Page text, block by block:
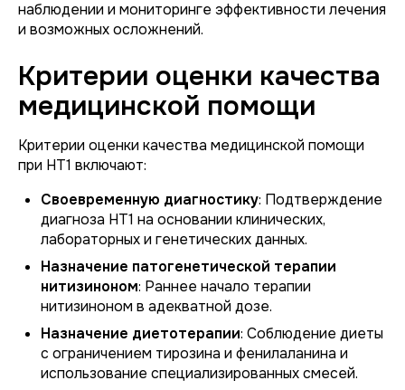
наблюдении и мониторинге эффективности лечения
и возможных осложнений.
Критерии оценки качества
медицинской помощи
Критерии оценки качества медицинской помощи
при НТ1 включают:
Своевременную диагностику: Подтверждение
диагноза НТ1 на основании клинических,
лабораторных и генетических данных.
Назначение патогенетической терапии
нитизиноном: Раннее начало терапии
нитизиноном в адекватной дозе.
Назначение диетотерапии: Соблюдение диеты
с ограничением тирозина и фенилаланина и
использование специализированных смесей.